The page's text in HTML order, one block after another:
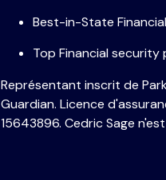
Best-in-State
Top Financial
Représentant inscrit de
Guardian. Licence
15643896. Cedric Sage